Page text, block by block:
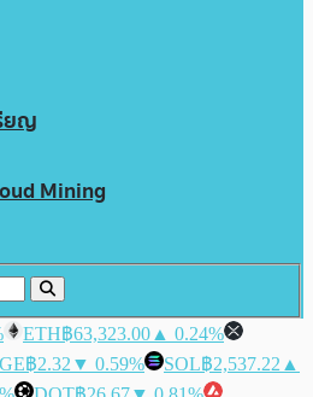
ยญ
Mining
ETH฿63,323.00 ▲ 0.24%
฿2.32 ▼ 0.59% SOL฿2,537.22 ▲